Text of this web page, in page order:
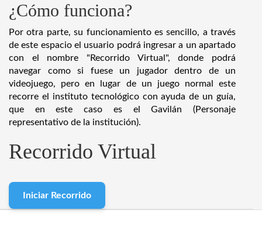
¿Cómo funciona?
Por otra parte, su funcionamiento es sencillo, a través
de este espacio el usuario podrá ingresar a un apartado
con el nombre "Recorrido Virtual", donde podrá
navegar como si fuese un jugador dentro de un
videojuego, pero en lugar de un juego normal este
recorre el instituto tecnológico con ayuda de un guía,
que en este caso es el Gavilán (Personaje
representativo de la institución).
Recorrido Virtual
Iniciar Recorrido